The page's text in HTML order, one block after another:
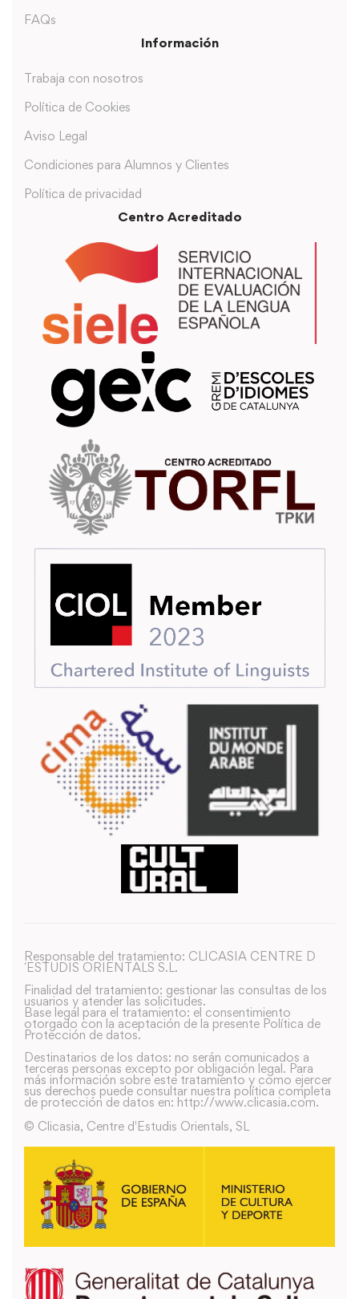
FAQs
Información
Trabaja con nosotros
Política de Cookies
Aviso Legal
Condiciones para Alumnos y Clientes
Política de privacidad
Centro Acreditado
Responsable del tratamiento: CLICASIA CENTRE D
´ESTUDIS ORIENTALS S.L.
Finalidad del tratamiento: gestionar las consultas de los
usuarios y atender las solicitudes.
Base legal para el tratamiento: el consentimiento
otorgado con la aceptación de la presente Política de
Protección de datos.
Destinatarios de los datos: no serán comunicados a
terceras personas excepto por obligación legal. Para
más información sobre este tratamiento y como ejercer
sus derechos puede consultar nuestra política completa
de protección de datos en: http://www.clicasia.com.
© Clicasia, Centre d'Estudis Orientals, SL